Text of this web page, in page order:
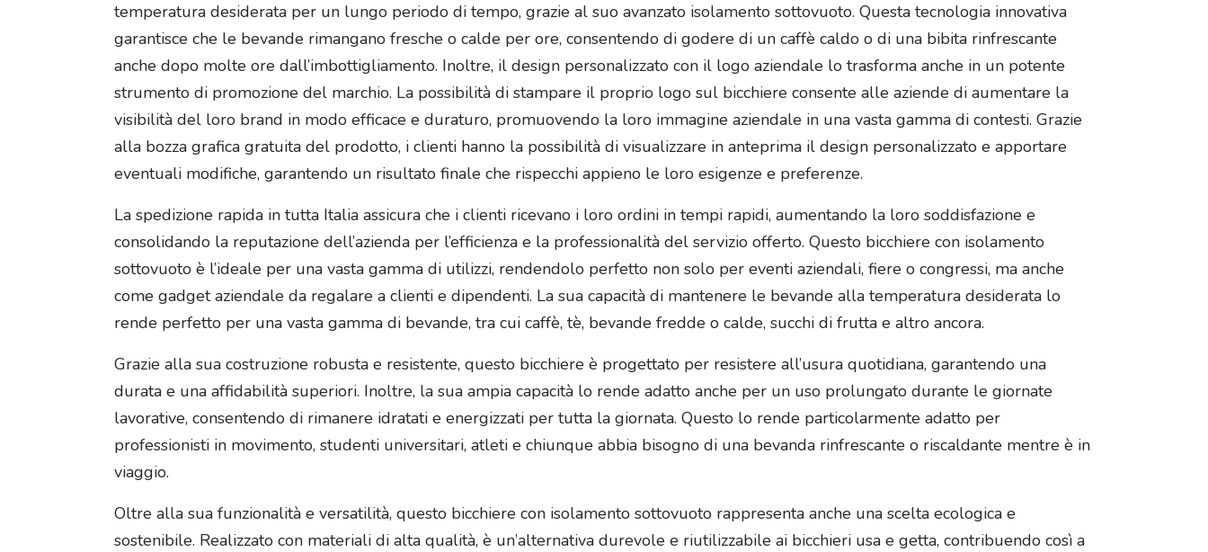
temperatura desiderata per un lungo periodo di tempo, grazie al suo avanzato isolamento sottovuoto. Questa tecnologia innovativa
garantisce che le bevande rimangano fresche o calde per ore, consentendo di godere di un caffè caldo o di una bibita rinfrescante
anche dopo molte ore dall’imbottigliamento. Inoltre, il design personalizzato con il logo aziendale lo trasforma anche in un potente
strumento di promozione del marchio. La possibilità di stampare il proprio logo sul bicchiere consente alle aziende di aumentare la
visibilità del loro brand in modo efficace e duraturo, promuovendo la loro immagine aziendale in una vasta gamma di contesti. Grazie
alla bozza grafica gratuita del prodotto, i clienti hanno la possibilità di visualizzare in anteprima il design personalizzato e apportare
eventuali modifiche, garantendo un risultato finale che rispecchi appieno le loro esigenze e preferenze.
La spedizione rapida in tutta Italia assicura che i clienti ricevano i loro ordini in tempi rapidi, aumentando la loro soddisfazione e
consolidando la reputazione dell’azienda per l’efficienza e la professionalità del servizio offerto. Questo bicchiere con isolamento
sottovuoto è l’ideale per una vasta gamma di utilizzi, rendendolo perfetto non solo per eventi aziendali, fiere o congressi, ma anche
come gadget aziendale da regalare a clienti e dipendenti. La sua capacità di mantenere le bevande alla temperatura desiderata lo
rende perfetto per una vasta gamma di bevande, tra cui caffè, tè, bevande fredde o calde, succhi di frutta e altro ancora.
Grazie alla sua costruzione robusta e resistente, questo bicchiere è progettato per resistere all’usura quotidiana, garantendo una
durata e una affidabilità superiori. Inoltre, la sua ampia capacità lo rende adatto anche per un uso prolungato durante le giornate
lavorative, consentendo di rimanere idratati e energizzati per tutta la giornata. Questo lo rende particolarmente adatto per
professionisti in movimento, studenti universitari, atleti e chiunque abbia bisogno di una bevanda rinfrescante o riscaldante mentre è in
viaggio.
Oltre alla sua funzionalità e versatilità, questo bicchiere con isolamento sottovuoto rappresenta anche una scelta ecologica e
sostenibile. Realizzato con materiali di alta qualità, è un’alternativa durevole e riutilizzabile ai bicchieri usa e getta, contribuendo così a